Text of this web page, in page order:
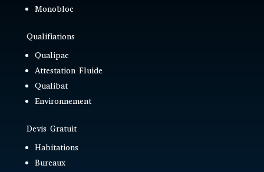
Monobloc
Qualifiations
Qualipac
Attestation Fluide
Qualibat
Environnement
Devis Gratuit
Habitations
Bureaux